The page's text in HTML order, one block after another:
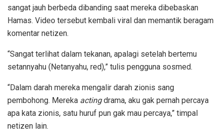
sangat jauh berbeda dibanding saat mereka dibebaskan
Hamas. Video tersebut kembali viral dan memantik beragam
komentar netizen.
“Sangat terlihat dalam tekanan, apalagi setelah bertemu
setannyahu (Netanyahu, red),” tulis pengguna sosmed.
“Dalam darah mereka mengalir darah zionis sang
pembohong. Mereka actingdrama, aku gak pernah percaya
apa kata zionis, satu huruf pun gak mau percaya,” timpal
netizen lain.